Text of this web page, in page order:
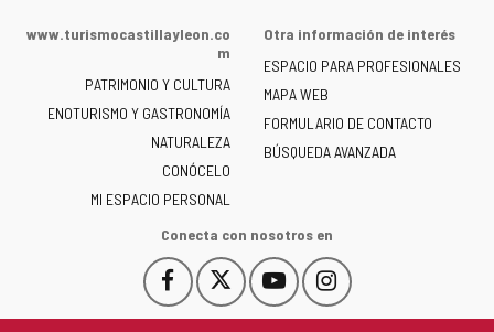
la
de
Castilla
y
León
-
www.turismocastillayleon.co
m
PATRIMONIO Y CULTURA
ENOTURISMO Y GASTRONOMÍA
NATURALEZA
CONÓCELO
MI ESPACIO PERSONAL
Otra información de interés
ESPACIO PARA PROFESIONALES
MAPA WEB
FORMULARIO DE CONTACTO
BÚSQUEDA AVANZADA
Conecta con nosotros en
Facebook
Este
enlace
Este
enlace
YouTube
Este
enlace
Instagram
Este
enlace